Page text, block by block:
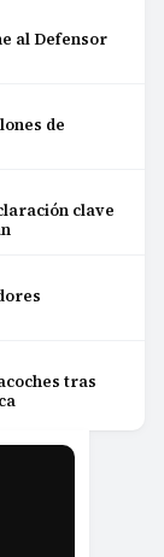
al Defensor
de
clave
tras